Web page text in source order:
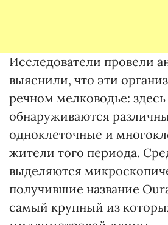
Исследователи провели
выяснили, что эти
речном мелководье: здесь
обнаруживаются
одноклеточные и
жители того периода.
выделяются
получившие название
самый крупный из